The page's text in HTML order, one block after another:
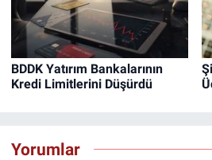
BDDK Yatırım Bankalarının
Kredi Limitlerini Düşürdü
Yorumlar